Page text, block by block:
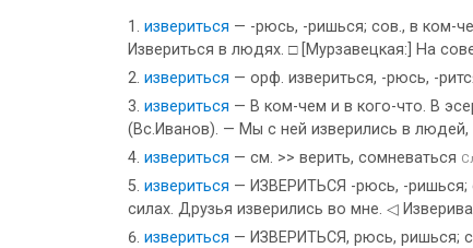
извериться — -рюсь, -ришься; сов., в ком-
Извериться в людях. □ [Мурзавецкая:] На
извериться — орф. извериться, -рюсь, -
извериться — В ком-чем и в кого-что. В
(Вс.Иванов). — Мы с ней изверились в
извериться — см. >> верить, сомневаться
извериться — ИЗВЕРИТЬСЯ -рюсь, -ришься;
силах. Друзья изверились во мне. ◁
извериться — ИЗВЕРИТЬСЯ, рюсь, ришься;